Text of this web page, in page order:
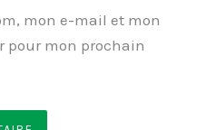
mon e-mail et mon
pour mon prochain